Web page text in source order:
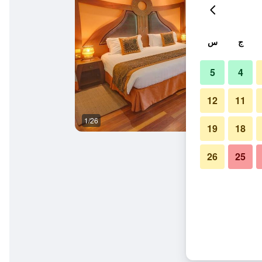
1/26
ج س
4
5
11
12
18
19
25
26